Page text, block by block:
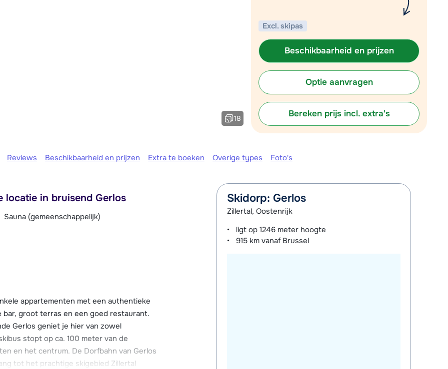
Morgen om 10:00 uur weer beschikbaar:
Chat met wintersportspecialist
Bel ons via 03 3037838
18
Excl. skipas
Beschikbaarheid en prijzen
Optie aanvragen
Bereken prijs incl. extra's
Reviews Beschikbaarheid en prijzen Extra te boeken Overige types Foto's
locatie in bruisend Gerlos
Sauna (gemeenschappelijk)
appartementen met een authentieke
groot terras en een goed restaurant.
Gerlos geniet je hier van zowel
stopt op ca. 100 meter van de
en het centrum. De Dorfbahn van Gerlos
tot het prachtige skigebied Zillertal
Skidorp: Gerlos
Zillertal, Oostenrijk
ligt op1246 meter hoogte
915 km vanaf Brussel